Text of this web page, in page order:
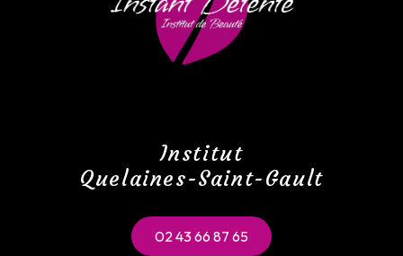
Institut
Quelaines-Saint-Gault
02 43 66 87 65